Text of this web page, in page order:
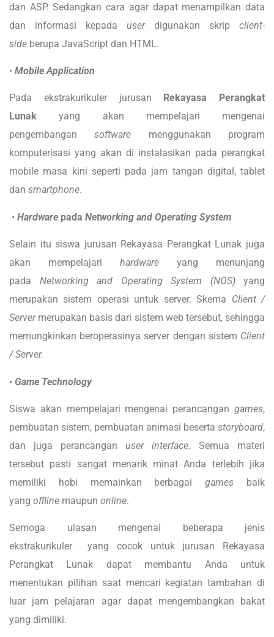
dan ASP. Sedangkan cara agar dapat menampilkan data
dan informasi kepada userdigunakan skrip client-
side berupa JavaScript dan HTML.
• Mobile Application
Pada ekstrakurikuler jurusan
Rekayasa Perangkat
Lunakyang akan mempelajari mengenai
pengembangansoftware menggunakan program
komputerisasi yang akan di instalasikan pada perangkat
mobile masa kini seperti pada jam tangan digital, tablet
dan smartphone.
• Hardware pada Networking and Operating System
Selain itu siswa jurusan Rekayasa Perangkat Lunak juga
akan mempelajari hardware yang menunjang
pada Networking and Operating System (NOS)yang
merupakan sistem operasi untuk server. Skema Client /
Server merupakan basis dari sistem web tersebut, sehingga
memungkinkan beroperasinya server dengan sistem Client
/ Server.
• Game Technology
Siswa akan mempelajari mengenai perancangan games,
pembuatan sistem, pembuatan animasi beserta storyboard,
dan juga perancangan user interface. Semua materi
tersebut pasti sangat menarik minat Anda terlebih jika
memiliki hobi memainkan berbagaigames baik
yang offline maupun online.
Semoga ulasan mengenai beberapa jenis
ekstrakurikuler yang cocok untuk jurusan Rekayasa
Perangkat Lunak dapat membantu Anda untuk
menentukan pilihan saat mencari kegiatan tambahan di
luar jam pelajaran agar dapat mengembangkan bakat
yang dimiliki.